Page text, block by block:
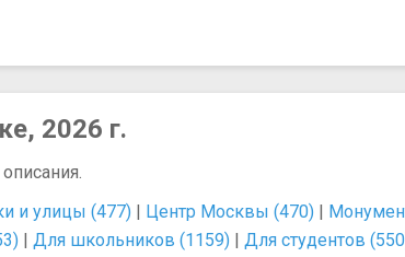
2026 г.
и улицы (477) | Центр Москвы (470) |
| Для школьников (1159) | Для студентов